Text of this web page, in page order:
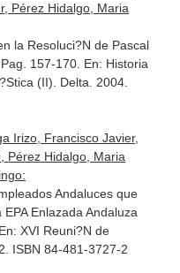
Pérez Hidalgo, Maria
la Resoluci?N de Pascal
157-170. En: Historia
(II) . Delta. 2004.
Irizo, Francisco Javier,
Pérez Hidalgo, Maria
Andaluces que
Enlazada Andaluza
En: XVI Reuni?N de
ISBN 84-481-3727-2